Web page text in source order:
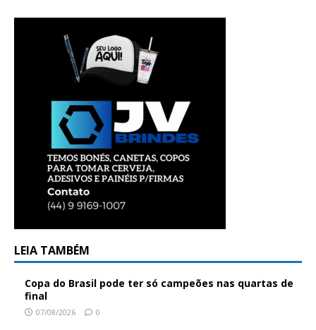
LEIA TAMBÉM
Copa do Brasil pode ter só campeões nas quartas de
final
07/08/2026 0